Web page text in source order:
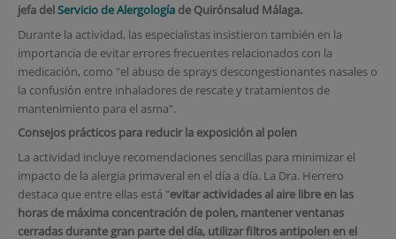
jefa delServicio de Alergologíade Quirónsalud Málaga.
Durante la actividad, las especialistas insistieron también en la
importancia de evitar errores frecuentes relacionados con la
medicación, como "el abuso de sprays descongestionantes nasales o
la confusión entre inhaladores de rescate y tratamientos de
mantenimiento para el asma".
Consejos prácticos para reducir la exposición al polen
La actividad incluye recomendaciones sencillas para minimizar el
impacto de la alergia primaveral en el día a día. La Dra. Herrero
destaca que entre ellas está "evitar actividades al aire libre en las
horas de máxima concentración de polen, mantener ventanas
cerradas durante gran parte del día, utilizar filtros antipolen en el